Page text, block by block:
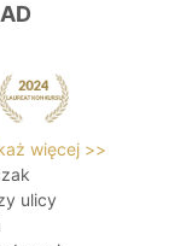
więcej >>
ulicy